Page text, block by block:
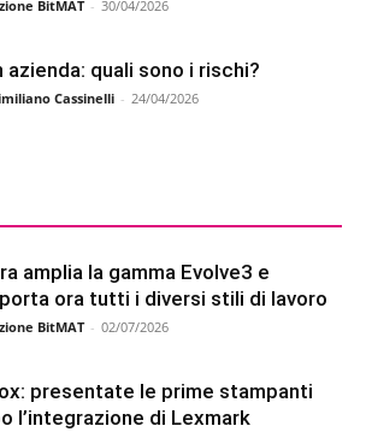
BitMAT - 30/04/2026
azienda: quali sono i rischi?
Cassinelli - 24/04/2026
amplia la gamma Evolve3 e
ora tutti i diversi stili di lavoro
BitMAT - 02/07/2026
presentate le prime stampanti
l’integrazione di Lexmark